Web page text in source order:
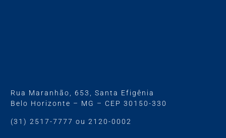
Rua Maranhão, 653, Santa Efigênia
Belo Horizonte – MG – CEP 30150-330
(31) 2517-7777 ou 2120-0002